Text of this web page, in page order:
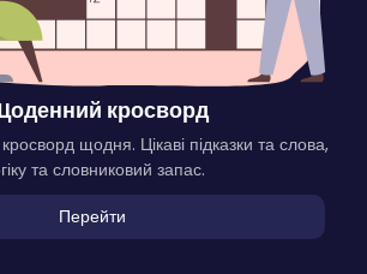
кросворд
щодня. Цікаві підказки та слова,
та словниковий запас.
Перейти